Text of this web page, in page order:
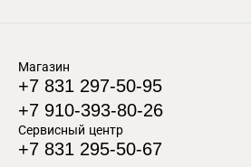
Магазин
+7 831 297-50-95
+7 910-393-80-26
Сервисный центр
+7 831 295-50-67